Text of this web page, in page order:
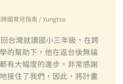
國育兒指南 /Yungtso
台灣就讀國小三年級，在跨
的幫助下，他在返台後無論
有大幅度的進步。非常感謝
接住了我們，因此，將計畫